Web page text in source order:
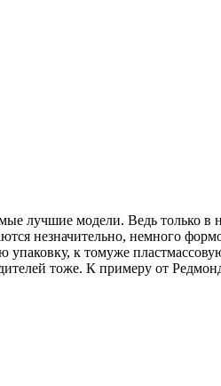
лучшие модели. Ведь только
незначительно, немного
упаковку, к томуже
тоже. К примеру от